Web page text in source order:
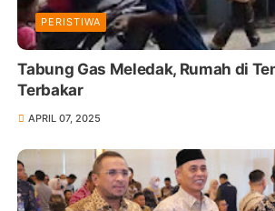
PERISTIWA
Tabung Gas Meledak, Rumah di
Terbakar
APRIL 07, 2025